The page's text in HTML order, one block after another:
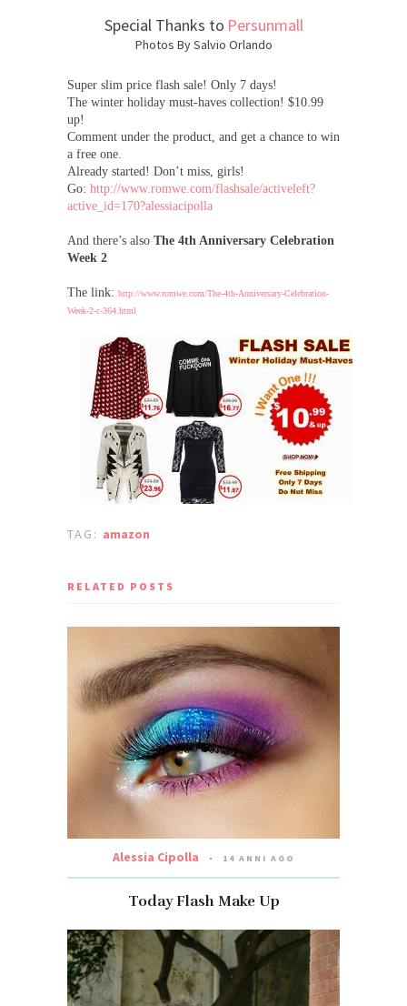
Special Thanks to Persunmall
Photos By Salvio Orlando
Super slim price flash sale! Only 7 days!
The winter holiday must-haves collection! $10.99
up!
Comment under the product, and get a chance to win
a free one.
Already started! Don’t miss, girls!
Go: http://www.romwe.com/flashsale/activeleft?
active_id=170?alessiacipolla
And there’s also The 4th Anniversary Celebration
Week 2
The link: http://www.romwe.com/The-4th-Anniversary-Celebration-
Week-2-c-364.html
TAG: amazon
RELATED POSTS
Alessia Cipolla 14 ANNI AGO
Today Flash Make Up